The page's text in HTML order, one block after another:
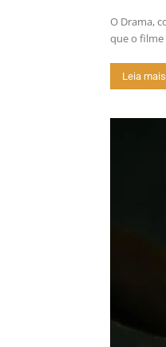
O Drama,
que o filme
Leia mais